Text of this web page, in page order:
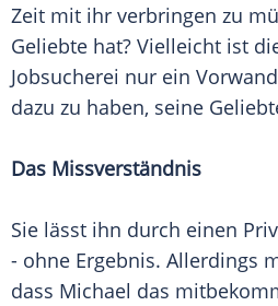
Zeit mit ihr verbringen zu
Geliebte hat? Vielleicht ist
Jobsucherei nur ein
dazu zu haben, seine
Das Missverständnis
Sie lässt ihn durch einen
- ohne Ergebnis. Allerdings
dass Michael das